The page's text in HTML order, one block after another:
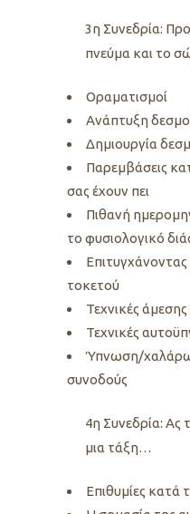
3η Συνεδρία:
πνεύμα και το
Οραματισμοί
Ανάπτυξη
Δημιουργία
Παρεμβάσεις
σας έχουν πει
Πιθανή
το φυσιολογικό
τοκετού
Τεχνικές
Τεχνικές
Ύπνωση/
συνοδούς
4η Συνεδρία: Ας
μια τάξη…
Επιθυμίες κατά